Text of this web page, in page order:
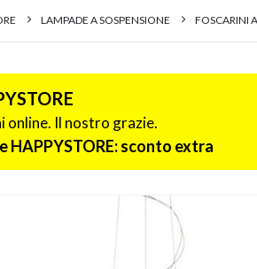
LAMPADE A SOSPENSIONE FOSCARINI
online. Il nostro grazie.
HAPPYSTORE: sconto extra